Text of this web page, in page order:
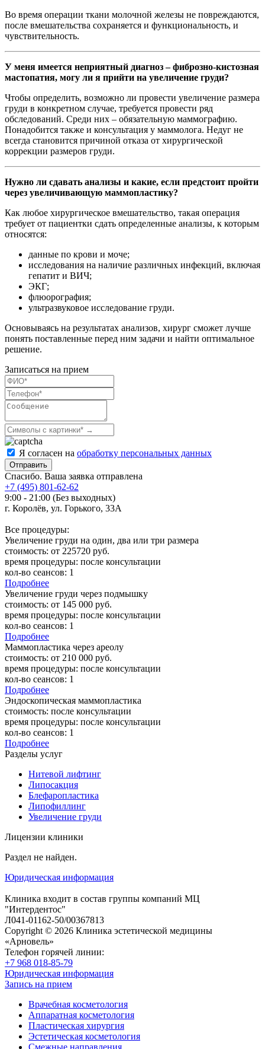
Во время операции ткани молочной железы не повреждаются,
после вмешательства сохраняется и функциональность, и
чувствительность.
У меня имеется неприятный диагноз – фиброзно-кистозная
мастопатия, могу ли я прийти на увеличение груди?
Чтобы определить, возможно ли провести увеличение размера
груди в конкретном случае, требуется провести ряд
обследований. Среди них – обязательную маммографию.
Понадобится также и консультация у маммолога. Недуг не
всегда становится причиной отказа от хирургической
коррекции размеров груди.
Нужно ли сдавать анализы и какие, если предстоит пройти
через увеличивающую маммопластику?
Как любое хирургическое вмешательство, такая операция
требует от пациентки сдать определенные анализы, к которым
относятся:
данные по крови и моче;
исследования на наличие различных инфекций, включая
гепатит и ВИЧ;
ЭКГ;
флюорография;
ультразвуковое исследование груди.
Основываясь на результатах анализов, хирург сможет лучше
понять поставленные перед ним задачи и найти оптимальное
решение.
Записаться на прием
Я согласен на обработку персональных данных
Отправить
Спасибо. Ваша заявка отправлена
+7 (495) 801-62-62
9:00 - 21:00 (Без выходных)
г. Королёв, ул. Горького, 33А
Все процедуры:
Увеличение груди на один, два или три размера
стоимость: от 225720 руб.
время процедуры: после консультации
кол-во сеансов: 1
Подробнее
Увеличение груди через подмышку
стоимость: от 145 000 руб.
время процедуры: после консультации
кол-во сеансов: 1
Подробнее
Маммопластика через ареолу
стоимость: от 210 000 руб.
время процедуры: после консультации
кол-во сеансов: 1
Подробнее
Эндоскопическая маммопластика
стоимость: после консультации
время процедуры: после консультации
кол-во сеансов: 1
Подробнее
Разделы услуг
Нитевой лифтинг
Липосакция
Блефаропластика
Липофиллинг
Увеличение груди
Лицензии клиники
Раздел не найден.
Юридическая информация
Клиника входит в состав группы компаний МЦ
"Интердентос"
Л041-01162-50/00367813
Copyright © 2026 Клиника эстетической медицины
«Арновель»
Телефон горячей линии:
+7 968 018-85-79
Юридическая информация
Запись на прием
Врачебная косметология
Аппаратная косметология
Пластическая хирургия
Эстетическая косметология
Смежные направления